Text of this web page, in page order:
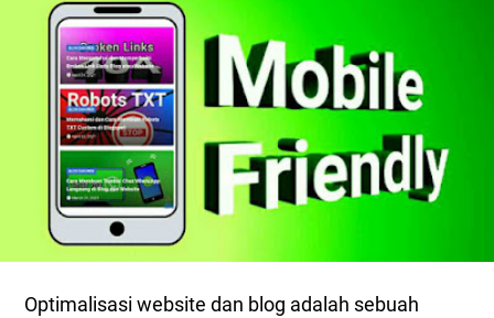
Optimalisasi website dan blog adalah sebuah